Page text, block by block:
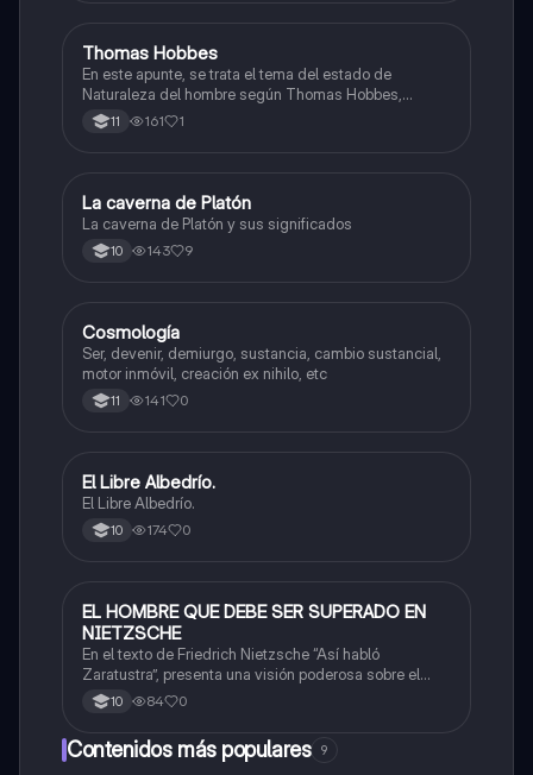
Sociales/Historia
Thomas Hobbes
En este apunte, se trata el tema del estado de
Naturaleza del hombre según Thomas Hobbes,
también la sociedad civil, el Leviatán y el poder del
soberano.
11 161 1
Filosofía
La caverna de Platón
La caverna de Platón y sus significados
10 143 9
Filosofía
Cosmología
Ser, devenir, demiurgo, sustancia, cambio sustancial,
motor inmóvil, creación ex nihilo, etc
11 141 0
Filosofía
El Libre Albedrío.
El Libre Albedrío.
10 174 0
Filosofía
EL HOMBRE QUE DEBE SER SUPERADO EN
NIETZSCHE
En el texto de Friedrich Nietzsche “Así habló
Zaratustra”, presenta una visión poderosa sobre el
viaje del espíritu humano hacia la autorrealización y la
plenitud, por medio de las tres transformaciones que
10 84 0
Contenidos más populares 9